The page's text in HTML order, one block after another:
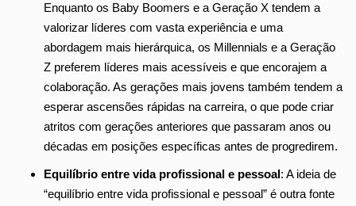
Enquanto os Baby Boomers e a Geração X tendem a
valorizar líderes com vasta experiência e uma
abordagem mais hierárquica, os Millennials e a Geração
Z preferem líderes mais acessíveis e que encorajem a
colaboração. As gerações mais jovens também tendem a
esperar ascensões rápidas na carreira, o que pode criar
atritos com gerações anteriores que passaram anos ou
décadas em posições específicas antes de progredirem.
Equilíbrio entre vida profissional e pessoal: A ideia de
“equilíbrio entre vida profissional e pessoal” é outra fonte